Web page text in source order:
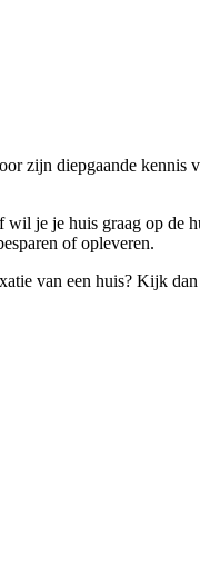
zijn diepgaande
je je huis graag op de
of opleveren.
van een huis? Kijk